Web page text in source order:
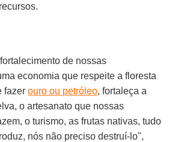
de nossas
economia que respeite a floresta
fazerouro ou petróleo, fortaleça a
o artesanato que nossas
o turismo, as frutas nativas, tudo
nós não preciso destruí-lo",